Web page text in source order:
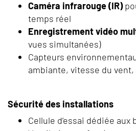
Caméra infrarouge (IR)
temps réel
Enregistrement vidéo
vues simultanées)
Capteurs
ambiante, vitesse du
Sécurité des installations
Cellule d’essai dédiée